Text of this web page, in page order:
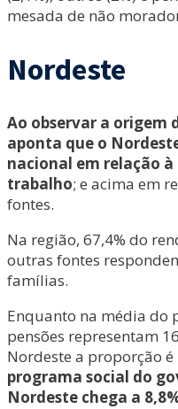
mesada de não
Nordeste
Ao observar a origem
aponta que o
nacional em relação
trabalho; e acima em
fontes.
Na região, 67,4% do
outras fontes
famílias.
Enquanto na média do
pensões representam
Nordeste a proporção é
programa social do
Nordeste chega a